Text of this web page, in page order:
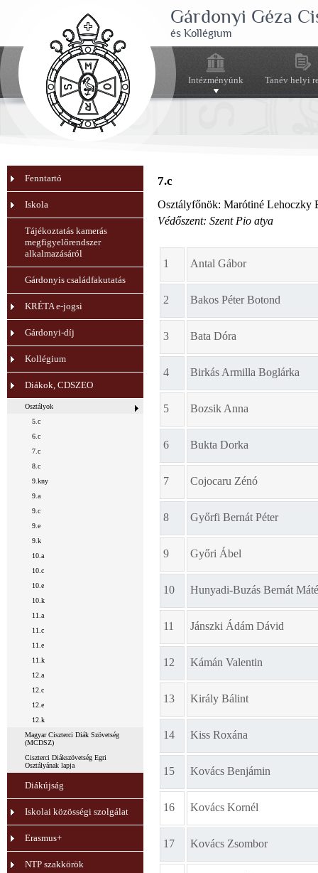
Gárdonyi Géza
és Kollégium
Intézményünk Tanév helyi
Fenntartó
Iskola
Tájékoztatás kamerás
megfigyelőrendszer
alkalmazásáról
Gárdonyis családfakutatás
KRÉTA e-jogsi
Gárdonyi-díj
Kollégium
Diákok, CDSZEO
Osztályok
5.c
6.c
7.c
8.c
9.kny
9.a
9.c
9.e
9.k
10.a
10.c
10.e
10.k
11.a
11.c
11.e
11.k
12.a
12.c
12.e
12.k
Magyar Ciszterci Diák Szövetség
(MCDSZ)
Ciszterci Diákszövetség Egri
Osztályának lapja
Diákújság
Iskolai közösségi szolgálat
Erasmus+
NTP szakkörök
7.c
Osztályfőnök: Marótiné Lehoczky
Védőszent: Szent Pio atya
1 Antal Gábor
2 Bakos Péter Botond
3 Bata Dóra
4 Birkás Armilla Boglárka
5 Bozsik Anna
6 Bukta Dorka
7 Cojocaru Zénó
8 Győrfi Bernát Péter
9 Győri Ábel
10 Hunyadi-Buzás Bernát
11 Jánszki Ádám Dávid
12 Kámán Valentin
13 Király Bálint
14 Kiss Roxána
15 Kovács Benjámin
16 Kovács Kornél
17 Kovács Zsombor